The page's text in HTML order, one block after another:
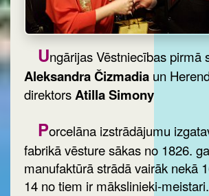
Ungārijas Vēstniecības pirmā
Aleksandra Čizmadia un
direktorsAtilla Simony
Porcelāna izstrādājumu
fabrikā vēsture sākas no 1826.
manufaktūrā strādā vairāk nekā
14 no tiem ir mākslinieki-meistari.